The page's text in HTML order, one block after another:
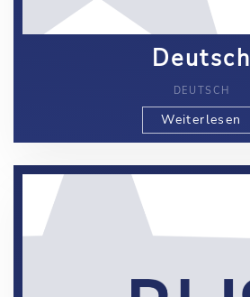
Deutsch
DEUTSCH
Weiterlesen